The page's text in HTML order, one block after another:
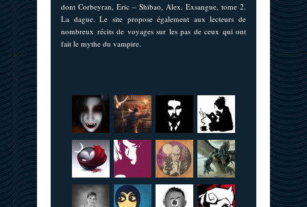
dont Corbeyran, Eric – Shibao, Alex. Exsangue, tome 2.
La dague. Le site propose également aux lecteurs de
nombreux récits de voyages sur les pas de ceux qui ont
fait le mythe du vampire.